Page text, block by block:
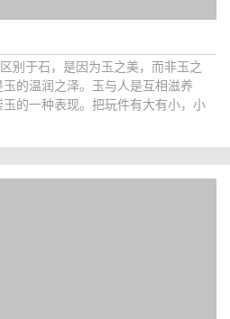
别于石，是因为玉之美，而非玉之
的温润之泽。玉与人是互相滋养
的一种表现。把玩件有大有小，小